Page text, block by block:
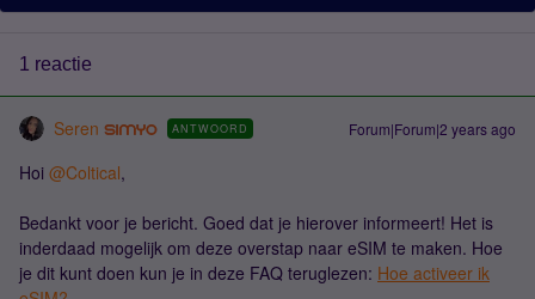
1 reactie
Seren ANTWOORD Forum|Forum|2 years ago
Hoi @Coltical,
Bedankt voor je bericht. Goed dat je hierover informeert! Het is
inderdaad mogelijk om deze overstap naar eSIM te maken. Hoe
je dit kunt doen kun je in deze FAQ teruglezen: Hoe activeer ik